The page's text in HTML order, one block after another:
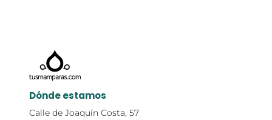
Dónde estamos
Calle de Joaquín Costa, 57